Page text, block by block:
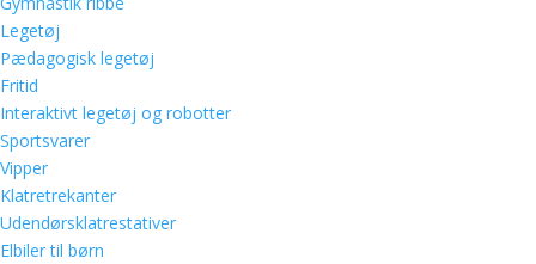
Legetøj
Pædagogisk legetøj
Fritid
Interaktivt legetøj og robotter
Sportsvarer
Vipper
Klatretrekanter
Udendørsklatrestativer
Elbiler til børn